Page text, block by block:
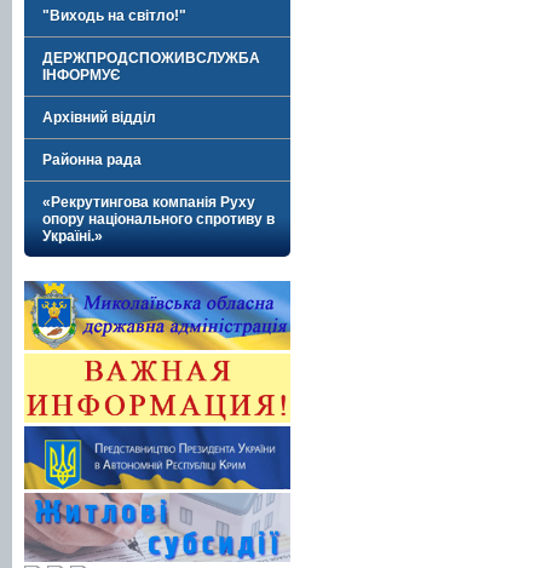
"Виходь на світло!"
ДЕРЖПРОДСПОЖИВСЛУЖБА
ІНФОРМУЄ
Архівний відділ
Районна рада
«Рекрутингова компанія Руху
опору національного спротиву в
Україні.»